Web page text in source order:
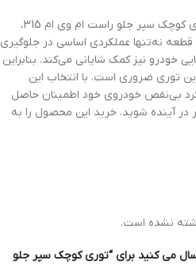
با توجه به معرفی کامل و جامع توری کوچک سپر جلو راست ام وی ام 315،
نه‌تنها عملکردی اساسی در جلوگیری
خودرو نیز کمک شایانی می‌کند. بنابراین
توری ضروری است. با انتخاب این
بی‌نقص خودروی خود اطمینان حاصل
در آینده شوید. خرید این محصول را به
نشده است.
می کنید برای “توری کوچک سپر جلو